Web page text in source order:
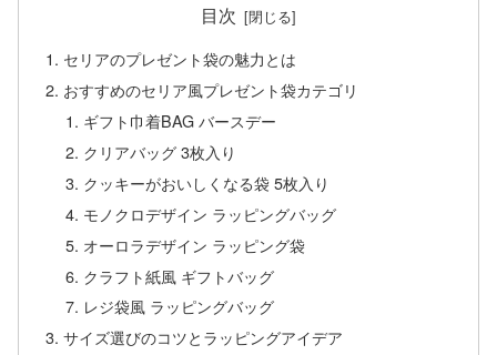
目次
セリアのプレゼント袋の魅力とは
おすすめのセリア風プレゼント袋カテゴリ
ギフト巾着BAG バースデー
クリアバッグ 3枚入り
クッキーがおいしくなる袋 5枚入り
モノクロデザイン ラッピングバッグ
オーロラデザイン ラッピング袋
クラフト紙風 ギフトバッグ
レジ袋風 ラッピングバッグ
サイズ選びのコツとラッピングアイデア